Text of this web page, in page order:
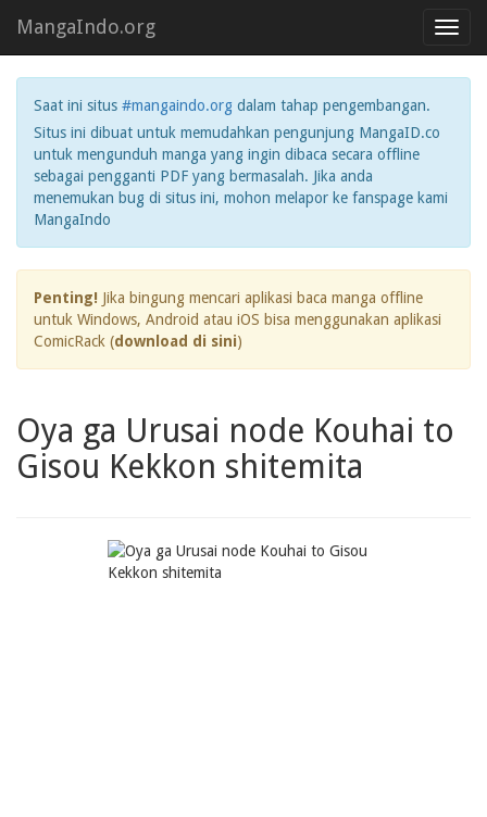
MangaIndo.org
Saat ini situs #mangaindo.org dalam tahap pengembangan.
Situs ini dibuat untuk memudahkan pengunjung MangaID.co
untuk mengunduh manga yang ingin dibaca secara offline
sebagai pengganti PDF yang bermasalah. Jika anda
menemukan bug di situs ini, mohon melapor ke fanspage kami
MangaIndo
Penting! Jika bingung mencari aplikasi baca manga offline
untuk Windows, Android atau iOS bisa menggunakan aplikasi
ComicRack (download di sini)
Oya ga Urusai node Kouhai to
Gisou Kekkon shitemita